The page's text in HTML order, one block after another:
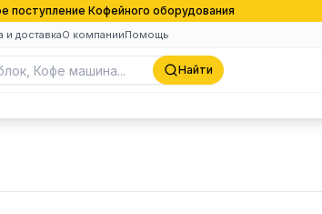
поступление Кофейного оборудования
и доставкаО компанииПомощь
Найти